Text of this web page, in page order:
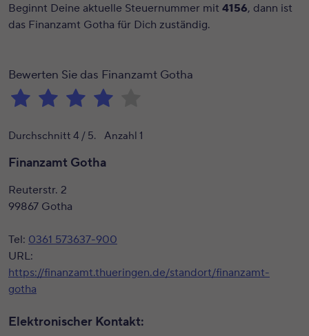
Beginnt Deine aktuelle Steuernummer mit 4156, dann ist
das Finanzamt Gotha für Dich zuständig.
Bewerten Sie das Finanzamt Gotha
Durchschnitt 4 / 5. Anzahl 1
Finanzamt Gotha
Reuterstr. 2
99867 Gotha
Tel: 0361 573637-900
URL:
https://finanzamt.thueringen.de/standort/finanzamt-
gotha
Elektronischer Kontakt: